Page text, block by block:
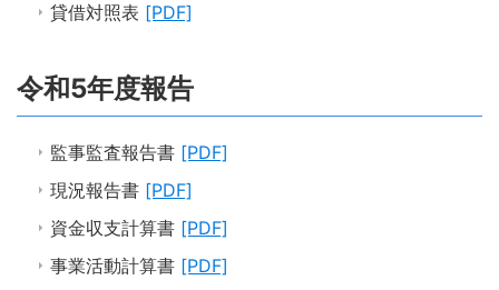
貸借対照表 [PDF]
令和5年度報告
監事監査報告書 [PDF]
現況報告書 [PDF]
資金収支計算書 [PDF]
事業活動計算書 [PDF]